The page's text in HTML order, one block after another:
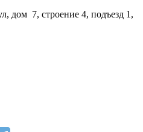
дом 7, строение 4, подъезд 1,